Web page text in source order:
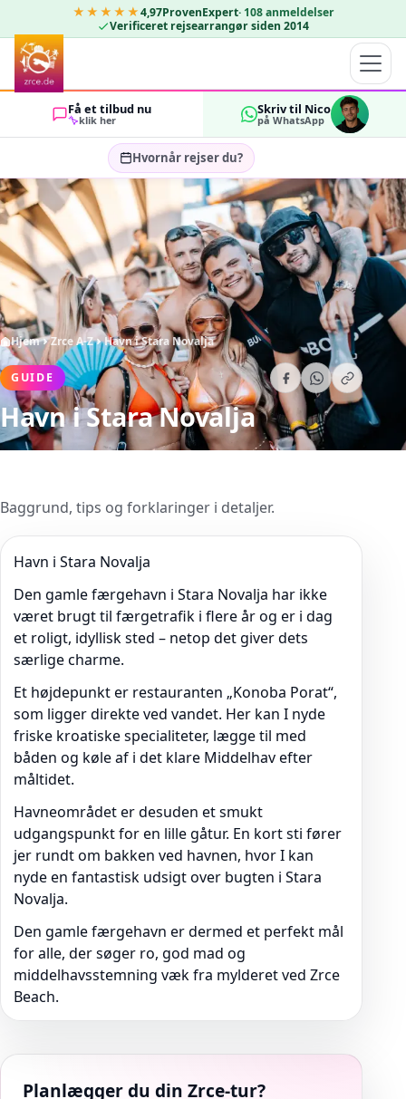
★★★★★4,97ProvenExpert· 108 anmeldelser
Verificeret rejsearrangør siden 2014
Få et tilbud nu
klik her
Skriv til Nico
på WhatsApp
Hvornår rejser du?
Vælg rejsedatoer…
GÆSTER
2 OK
Hjem Zrce A-Z Havn i Stara Novalja
GUIDE
Havn i Stara Novalja
Baggrund, tips og forklaringer i detaljer.
Havn i Stara Novalja
Den gamle færgehavn i Stara Novalja har ikke
været brugt til færgetrafik i flere år og er i dag
et roligt, idyllisk sted – netop det giver dets
særlige charme.
Et højdepunkt er restauranten „Konoba Porat“,
som ligger direkte ved vandet. Her kan I nyde
friske kroatiske specialiteter, lægge til med
båden og køle af i det klare Middelhav efter
måltidet.
Havneområdet er desuden et smukt
udgangspunkt for en lille gåtur. En kort sti fører
jer rundt om bakken ved havnen, hvor I kan
nyde en fantastisk udsigt over bugten i Stara
Novalja.
Den gamle færgehavn er dermed et perfekt mål
for alle, der søger ro, god mad og
middelhavsstemning væk fra mylderet ved Zrce
Beach.
Planlægger du din Zrce-tur?